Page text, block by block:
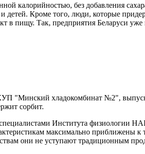
калорийностью, без добавления
детей. Кроме того, люди, которые
в пищу. Так, предприятия Беларуси
"Минский хладокомбинат №2",
сорбит.
Института физиологии
максимально приближены к
они не уступают традиционным